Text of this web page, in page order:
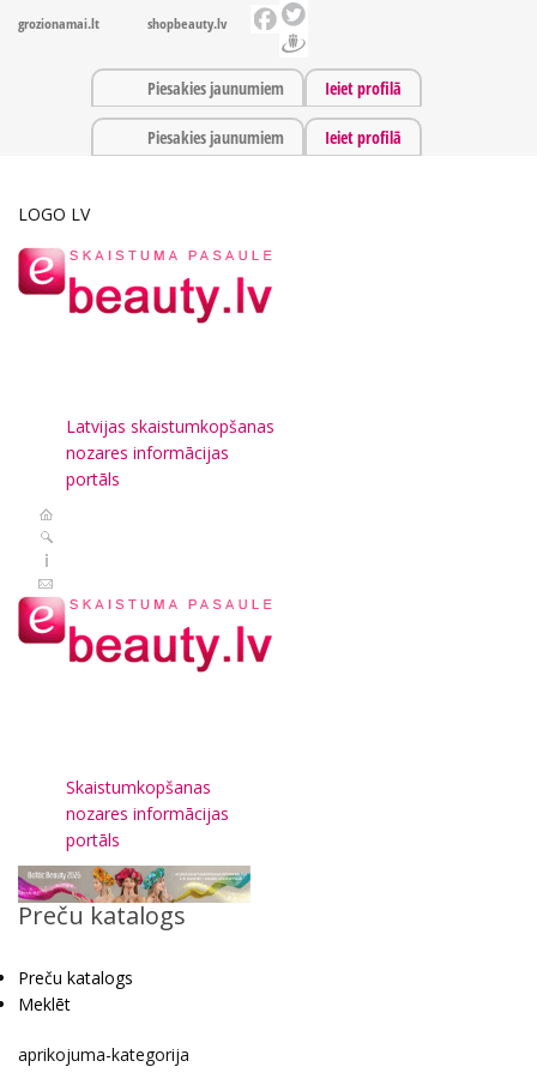
grozionamai.lt shopbeauty.lv
Piesakies jaunumiem Ieiet profilā
Piesakies jaunumiem Ieiet profilā
LOGO LV
Latvijas skaistumkopšanas
nozares informācijas
portāls
Skaistumkopšanas
nozares informācijas
portāls
Preču katalogs
Preču katalogs
Meklēt
aprikojuma-kategorija